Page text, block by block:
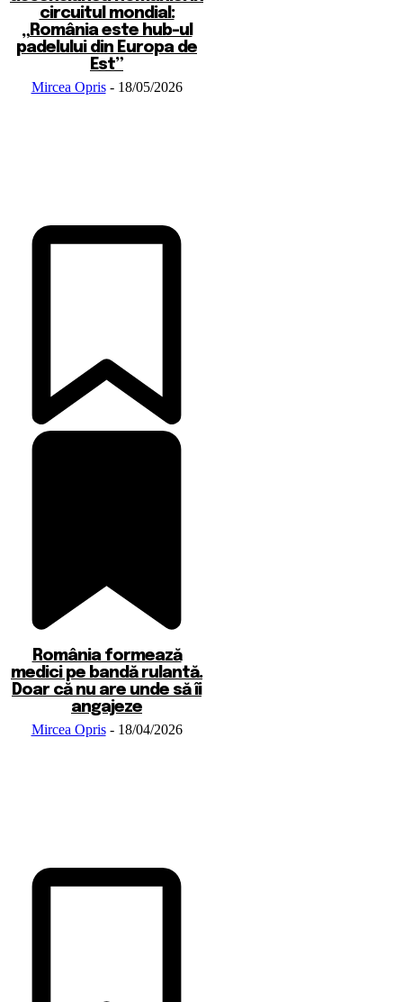
circuitul mondial:
„România este hub-ul
padelului din Europa de
Est”
Mircea Opris - 18/05/2026
România formează
medici pe bandă rulantă.
Doar că nu are unde să îi
angajeze
Mircea Opris - 18/04/2026